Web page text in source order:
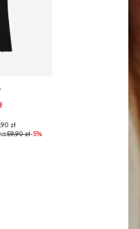
zł
59,90 zł-5%